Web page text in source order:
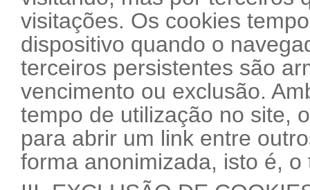
visitações. Os cookies
dispositivo quando o
terceiros persistentes são
vencimento ou exclusão.
tempo de utilização no site,
para abrir um link entre
forma anonimizada, isto é,